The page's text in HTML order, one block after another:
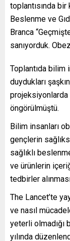
toplantısında bir
Beslenme ve
Branca
sanıyorduk.
Toplantıda bilim
duydukları
projeksiyonlarda
öngörülmüştü.
Bilim insanları
gençlerin
sağlıklı
ve ürünlerin
tedbirler
The Lancet’te
ve nasıl
yeterli olmadığı
yılında